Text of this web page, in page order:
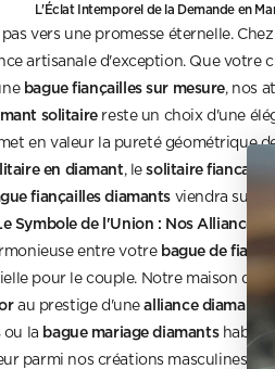
L'Éclat Intemporel de la Demande en
vers une promesse éternelle.
artisanale d'exception. Que votre
bague fiançailles sur mesure, nos
solitairereste un choix d'une
en valeur la pureté géométrique
en diamant, lesolitaire fiancailles
fiançailles diamants viendra
Symbole de l'Union : Nos Alliances
entre votre bague de
pour le couple. Notre maison
au prestige d'unealliance diamants
ou la bague mariage diamantshabille
parmi nos créations masculines, où